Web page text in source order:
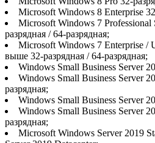
Microsoft Windows 8 Enterprise
Microsoft Windows 7
разрядная / 64-разрядная;
Microsoft Windows 7 Enterprise /
выше 32-разрядная / 64-разрядная;
Windows Small Business Server
Windows Small Business Server
разрядная;
Windows Small Business Server
Windows Small Business Server
разрядная;
Microsoft Windows Server 2019